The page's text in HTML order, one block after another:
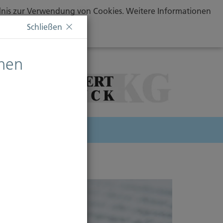
zur Verwendung von Cookies. Weitere Informationen
Schließen